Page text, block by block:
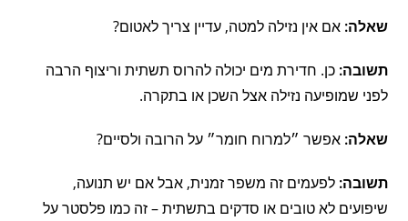
שאלה: אם אין נזילה למטה, עדיין צריך לאטום?
תשובה: כן. חדירת מים יכולה להרוס תשתית וריצוף הרבה
לפני שמופיעה נזילה אצל השכן או בתקרה.
שאלה: אפשר ״למרוח חומר״ על הרובה ולסיים?
תשובה: לפעמים זה משפר זמנית, אבל אם יש תנועה,
שיפועים לא טובים או סדקים בתשתית – זה כמו פלסטר על